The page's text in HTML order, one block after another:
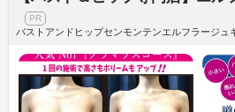
バストアンドヒップセンモンテンエルフラージュ